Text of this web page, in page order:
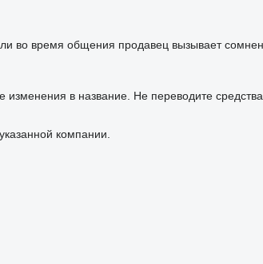
во время общения продавец вызывает
в название. Не переводите
компании.